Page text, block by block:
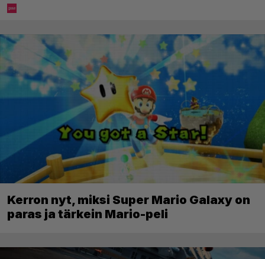
Kerron nyt, miksi Super Mario Galaxy on
paras ja tärkein Mario-peli